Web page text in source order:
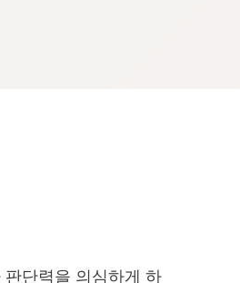
단력을 의심하게 하